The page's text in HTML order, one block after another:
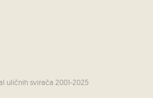
uličnih svirača 2001-2025